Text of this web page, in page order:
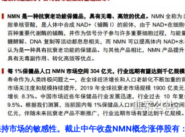
市场的敏感性。截止中午收盘NMN概念涨停股有：